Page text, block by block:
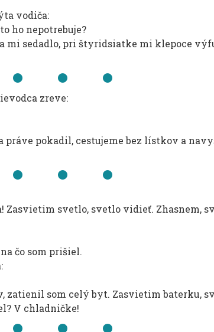
vodiča:
ho nepotrebuje?
mi sedadlo, pri štyridsiatke mi klepoce
zreve:
pokadil, cestujeme bez lístkov a
svetlo, svetlo vidieť. Zhasnem,
čo som prišiel.
zatienil som celý byt. Zasvietim baterku,
V chladničke!